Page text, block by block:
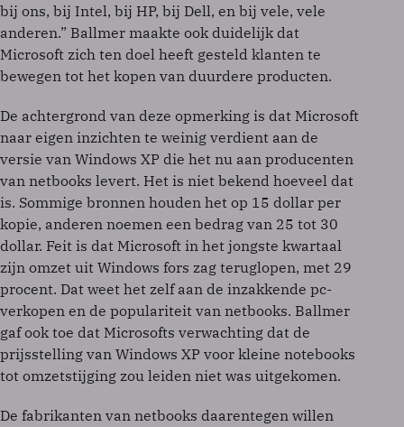
bij ons, bij Intel, bij HP, bij Dell, en bij vele, vele
anderen.” Ballmer maakte ook duidelijk dat
Microsoft zich ten doel heeft gesteld klanten te
bewegen tot het kopen van duurdere producten.
De achtergrond van deze opmerking is dat Microsoft
naar eigen inzichten te weinig verdient aan de
versie van Windows XP die het nu aan producenten
van netbooks levert. Het is niet bekend hoeveel dat
is. Sommige bronnen houden het op 15 dollar per
kopie, anderen noemen een bedrag van 25 tot 30
dollar. Feit is dat Microsoft in het jongste kwartaal
zijn omzet uit Windows fors zag teruglopen, met 29
procent. Dat weet het zelf aan de inzakkende pc-
verkopen en de populariteit van netbooks. Ballmer
gaf ook toe dat Microsofts verwachting dat de
prijsstelling van Windows XP voor kleine notebooks
tot omzetstijging zou leiden niet was uitgekomen.
De fabrikanten van netbooks daarentegen willen